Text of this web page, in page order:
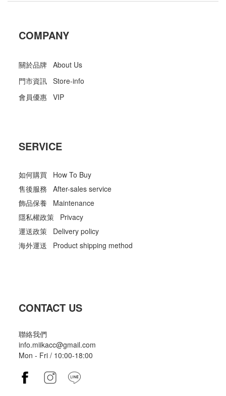
COMPANY
關於品牌 About Us
門市資訊 Store-info
會員優惠 VIP
SERVICE
如何購買 How To Buy
售後服務 After-sales service
飾品保養 Maintenance
隱私權政策 Privacy
運送政策 Delivery policy
海外運送 Product shipping method
CONTACT US
聯絡我們
info.miikacc@gmail.com
Mon - Fri / 10:00-18:00